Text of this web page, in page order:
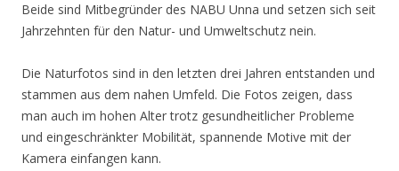
Beide sind Mitbegründer des NABU Unna und setzen sich seit
Jahrzehnten für den Natur- und Umweltschutz nein.
Die Naturfotos sind in den letzten drei Jahren entstanden und
stammen aus dem nahen Umfeld. Die Fotos zeigen, dass
man auch im hohen Alter trotz gesundheitlicher Probleme
und eingeschränkter Mobilität, spannende Motive mit der
Kamera einfangen kann.